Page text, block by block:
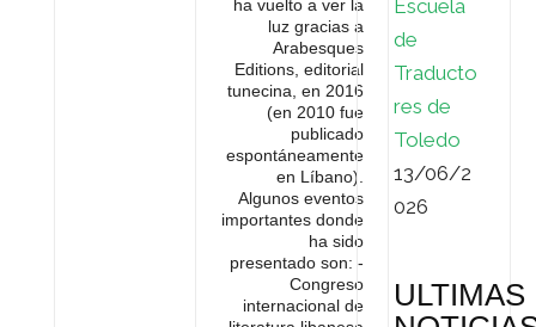
ha vuelto a ver la
luz gracias a
Arabesques
Editions, editorial
tunecina, en 2016
(en 2010 fue
publicado
espontáneamente
en Líbano).
Algunos eventos
importantes donde
ha sido
presentado son: -
Congreso
internacional de
Escuela
de
Traducto
res de
Toledo
13/06/2
026
ULTIMAS